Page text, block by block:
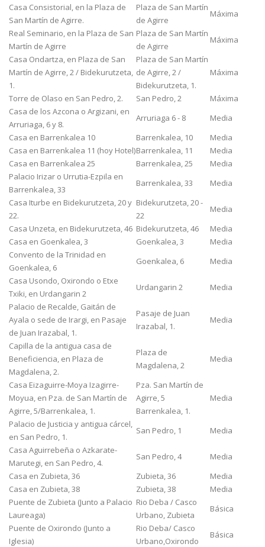
Casa Consistorial, en la Plaza de
San Martín de Agirre.
Plaza de San Martín
de Agirre
Máxima
Real Seminario, en la Plaza de San
Martín de Agirre
Plaza de San Martín
de Agirre
Máxima
Casa Ondartza, en Plaza de San
Martín de Agirre, 2 / Bidekurutzeta,
1.
Plaza de San Martín
de Agirre, 2 /
Bidekurutzeta, 1.
Máxima
Torre de Olaso en San Pedro, 2. San Pedro, 2
Máxima
Casa de los Azcona o Argizani, en
Arruriaga, 6 y 8.
Arruriaga 6 - 8
Media
Casa en Barrenkalea 10
Barrenkalea, 10
Media
Casa en Barrenkalea 11 (hoy Hotel)Barrenkalea, 11
Media
Casa en Barrenkalea 25
Barrenkalea, 25
Media
Palacio Irizar o Urrutia-Ezpila en
Barrenkalea, 33
Barrenkalea, 33
Media
Casa Iturbe en Bidekurutzeta, 20 y
22.
Bidekurutzeta, 20 -
22
Media
Casa Unzeta, en Bidekurutzeta, 46 Bidekurutzeta, 46
Media
Casa en Goenkalea, 3
Goenkalea, 3
Media
Convento de la Trinidad en
Goenkalea, 6
Goenkalea, 6
Media
Casa Usondo, Oxirondo o Etxe
Txiki, en Urdangarin 2
Urdangarin 2
Media
Palacio de Recalde, Gaitán de
Ayala o sede de Irargi, en Pasaje
de Juan Irazabal, 1.
Pasaje de Juan
Irazabal, 1.
Media
Capilla de la antigua casa de
Beneficiencia, en Plaza de
Magdalena, 2.
Plaza de
Magdalena, 2
Media
Casa Eizaguirre-Moya Izagirre-
Moyua, en Pza. de San Martín de
Agirre, 5/Barrenkalea, 1.
Pza. San Martín de
Agirre, 5
Barrenkalea, 1.
Media
Palacio de Justicia y antigua cárcel,
en San Pedro, 1.
San Pedro, 1
Media
Casa Aguirrebeña o Azkarate-
Marutegi, en San Pedro, 4.
San Pedro, 4
Media
Casa en Zubieta, 36
Zubieta, 36
Media
Casa en Zubieta, 38
Zubieta, 38
Media
Puente de Zubieta (Junto a Palacio
Laureaga)
Rio Deba / Casco
Urbano, Zubieta
Básica
Puente de Oxirondo (Junto a
Iglesia)
Rio Deba/ Casco
Urbano,Oxirondo
Básica